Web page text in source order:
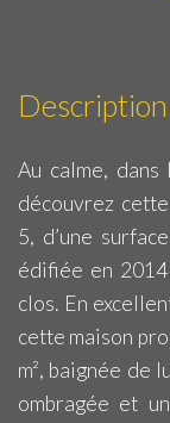
Au calme,
découvrez
5, d’une
édifiée en
clos. En
cette maison
m², baignée de
ombragée et